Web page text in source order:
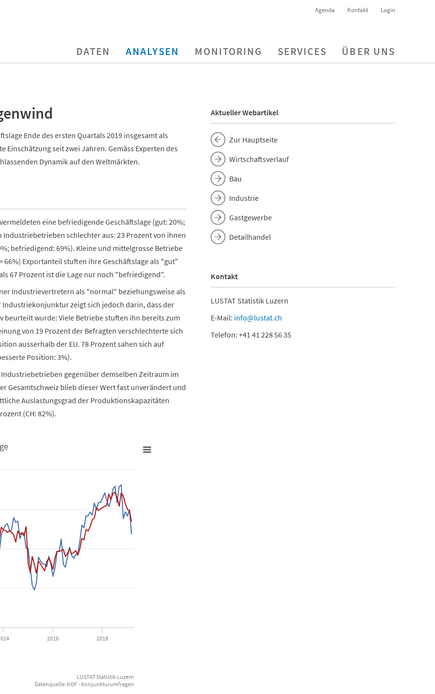
Agenda Kontakt Login
DATEN ANALYSEN MONITORING SERVICES ÜBER UNS
Ende des ersten Quartals 2019 insgesamt als
seit zwei Jahren. Gemäss Experten des
Dynamik auf den Weltmärkten.
eine befriedigende Geschäftslage (gut: 20%;
schlechter aus: 23 Prozent von ihnen
befriedigend: 69%). Kleine und mittelgrosse Betriebe
66%) Exportanteil stuften ihre Geschäftslage als "gut"
67 Prozent ist die Lage nur noch "befriedigend".
Industrievertretern als "normal" beziehungsweise als
zeigt sich jedoch darin, dass der
beurteilt wurde: Viele Betriebe stuften ihn bereits zum
von 19 Prozent der Befragten verschlechterte sich
ausserhalb der EU. 78 Prozent sahen sich auf
Position: 3%).
gegenüber demselben Zeitraum im
Gesamtschweiz blieb dieser Wert fast unverändert und
Auslastungsgrad der Produktionskapazitäten
(CH: 82%).
2008-12-01 00:00:00 to 2019-03-01 00:00:00.
-32.31 to 32.32.
2016 2018
LUSTAT Statistik Luzern
Datenquelle: KOF - Konjunkturumfragen
Aktueller Webartikel
Zur Hauptseite
Wirtschaftsverlauf
Bau
Industrie
Gastgewerbe
Detailhandel
Kontakt
LUSTAT Statistik Luzern
E-Mail: info@lustat.ch
Telefon: +41 41 228 56 35